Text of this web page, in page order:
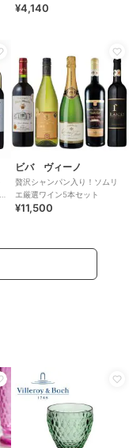
¥4,140
ビバ ヴィーノ
贅沢シャンパン入り！ソムリ
エ厳選ワイン5本セット
¥11,500